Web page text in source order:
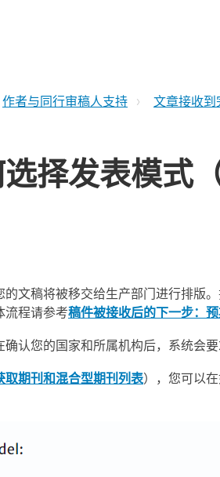
作者与同行审稿人支持 文章接收到
择发表模式
文稿将被移交给生产部门进行排版
流程请参考稿件被接收后的下一步：
确认您的国家和所属机构后，系统会要
取期刊和混合型期刊列表），您可以